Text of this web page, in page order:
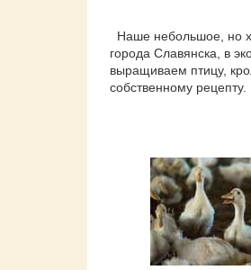
Наше небольшое, но
города Славянска, в
выращиваем птицу,
собственному рецепту.